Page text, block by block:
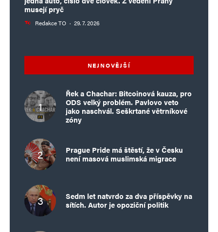
musejí pryč
Redakce TO · 29. 7. 2026
NEJNOVĚJŠÍ
Řek a Chachar: Bitcoinová kauza, pro
ODS velký problém. Pavlovo veto
jako naschvál. Seškrtané větrníkové
zóny
Prague Pride má štěstí, že v Česku
není masová muslimská migrace
Sedm let natvrdo za dva příspěvky na
sítích. Autor je opoziční politik